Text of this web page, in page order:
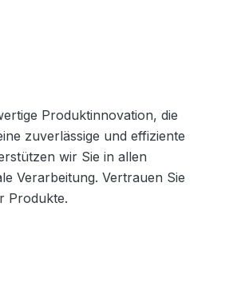
Produktinnovation, die
zuverlässige und effiziente
wir Sie in allen
Verarbeitung. Vertrauen Sie
Produkte.